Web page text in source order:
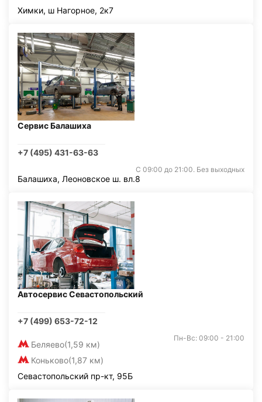
Химки, ш Нагорное, 2к7
Сервис Балашиха
+7 (495) 431-63-63
С 09:00 до 21:00. Без выходных
Балашиха, Леоновское ш. вл.8
Автосервис Севастопольский
+7 (499) 653-72-12
Беляево(1,59 км)
Коньково(1,87 км)
Пн-Вс: 09:00 - 21:00
Севастопольский пр-кт, 95Б